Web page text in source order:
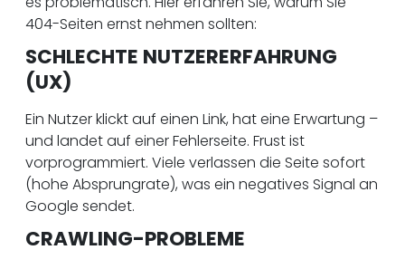
404-Seiten ernst nehmen sollten:
SCHLECHTE NUTZERERFAHRUNG
(UX)
Ein Nutzer klickt auf einen Link, hat eine Erwartung –
und landet auf einer Fehlerseite. Frust ist
vorprogrammiert. Viele verlassen die Seite sofort
(hohe Absprungrate), was ein negatives Signal an
Google sendet.
CRAWLING-PROBLEME